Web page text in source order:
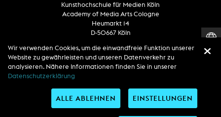
Kunsthochschule für Medien Köln
Academy of Media Arts Cologne
Heumarkt 14
D-50667 Köln
Telefon
Zentrale / Empfang +49 221 201 89 - 0 / - 400
Wachdienst / Security guard +49 151 186 863 40 (19 Uhr bis 6 Uhr)
Entdecken Sie uns auf
Wir verwenden Cookies, um die einwandfreie Funktion unserer
Website zu gewährleisten und unseren Datenverkehr zu
analysieren. Nähere Informationen finden Sie in unserer
Datenschutzerklärung
EINSTELLUNGEN
ALLE ABLEHNEN